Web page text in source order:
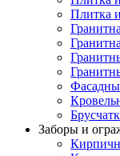
Плитка
Заборы и